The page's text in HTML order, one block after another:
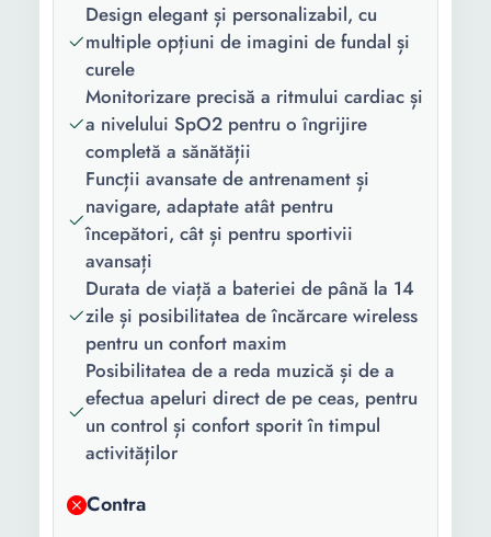
compatibil:
Material
curea/bratara:
Culoare
curea/bratara:
Black
Material
carcasa:
Inox Plastic
Conectivitate:
Bluetooth GPS
Continut
pachet:
1 x Smartwatch 1 x Suport
de incarcare
Brand
compatibil:
Huawei
curea/bratara:
Design elegant și personalizabil, cu
multiple opțiuni de imagini de fundal și
curele
Monitorizare precisă a ritmului cardiac și
a nivelului SpO2 pentru o îngrijire
completă a sănătății
Funcții avansate de antrenament și
navigare, adaptate atât pentru
începători, cât și pentru sportivii
avansați
Durata de viață a bateriei de până la 14
zile și posibilitatea de încărcare wireless
pentru un confort maxim
Posibilitatea de a reda muzică și de a
efectua apeluri direct de pe ceas, pentru
un control și confort sporit în timpul
activităților
Contra